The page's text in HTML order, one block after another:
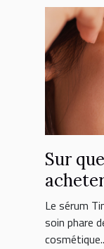
Sur
Le sérum
soin phare